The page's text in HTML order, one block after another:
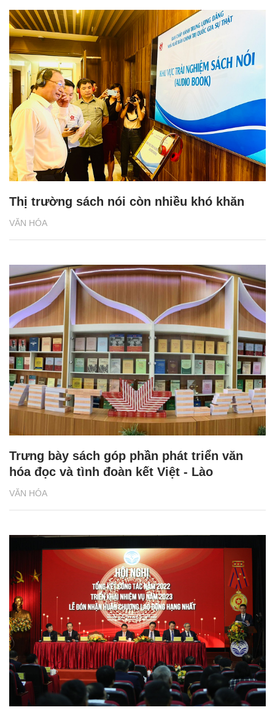
VĂN HÓA
Thị trường sách nói còn nhiều khó khăn
VĂN HÓA
Trưng bày sách góp phần phát triển văn
hóa đọc và tình đoàn kết Việt - Lào